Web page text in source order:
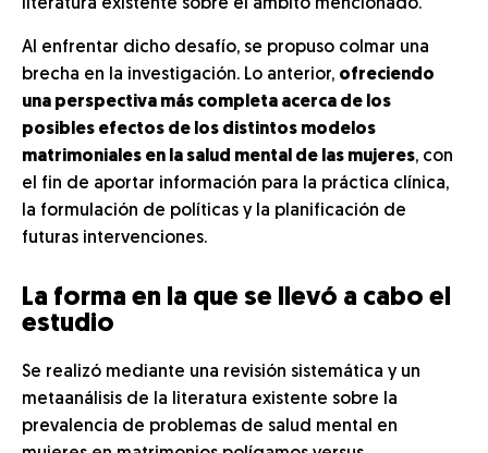
literatura existente sobre el ámbito mencionado.
Al enfrentar dicho desafío, se propuso colmar una
brecha en la investigación. Lo anterior, ofreciendo
una perspectiva más completa acerca de los
posibles efectos de los distintos modelos
matrimoniales en la salud mental de las mujeres, con
el fin de aportar información para la práctica clínica,
la formulación de políticas y la planificación de
futuras intervenciones.
La forma en la que se llevó a cabo el
estudio
Se realizó mediante una revisión sistemática y un
metaanálisis de la literatura existente sobre la
prevalencia de problemas de salud mental en